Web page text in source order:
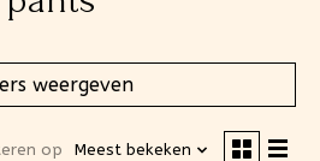
weergeven
op Meest bekeken